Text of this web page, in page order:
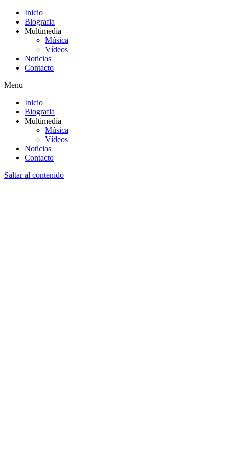
Inicio
Biografia
Multimedia
Música
Vídeos
Noticias
Contacto
Menu
Inicio
Biografia
Multimedia
Música
Vídeos
Noticias
Contacto
Saltar al contenido